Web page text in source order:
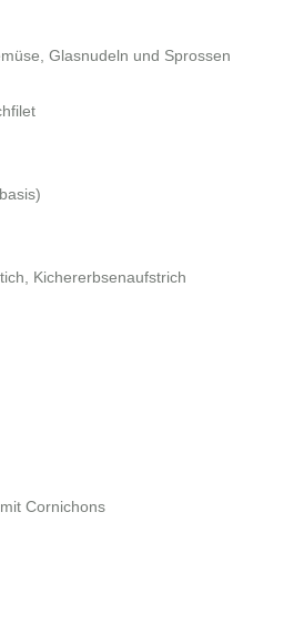
Glasnudeln und Sprossen
Kichererbsenaufstrich
Cornichons